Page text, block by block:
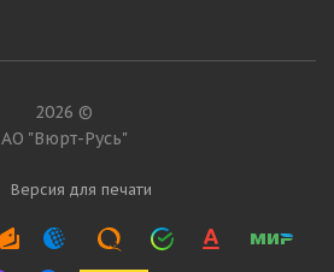
2026 ©
АО "Вюрт-Русь"
Версия для печати